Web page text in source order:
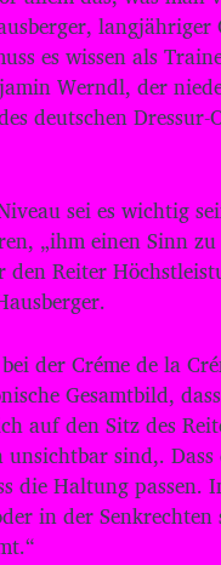
langjähriger
es wissen als
Werndl, der
deutschen
sei es wichtig
„ihm einen Sinn
Reiter
der Créme de la
Gesamtbild,
auf den Sitz des
sind,.
die Haltung passen.
in der